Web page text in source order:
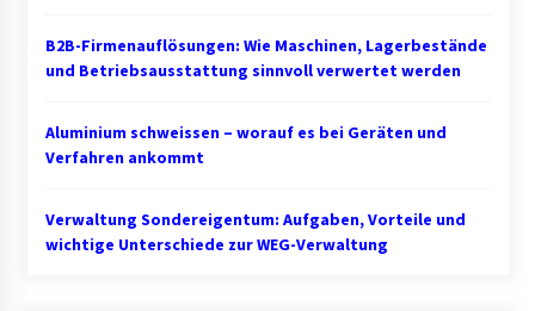
3 Monaten ago
5 Monaten ago
Immobilienbetreuung
5 Monaten ago
B2B-Firmenauflösungen: Wie Maschinen, Lagerbestände
und Betriebsausstattung sinnvoll verwertet werden
Aluminium schweissen – worauf es bei Geräten und
Verfahren ankommt
Verwaltung Sondereigentum: Aufgaben, Vorteile und
wichtige Unterschiede zur WEG-Verwaltung